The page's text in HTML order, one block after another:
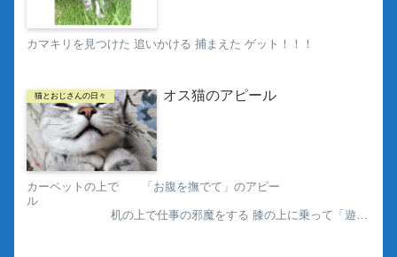
カマキリを見つけた 追いかける 捕まえた ゲット！！！
猫とおじさんの日々 オス猫のアピール
カーペットの上で 「お腹を撫でて」のアピー
ル
机の上で仕事の邪魔をする 膝の上に乗って「遊ん